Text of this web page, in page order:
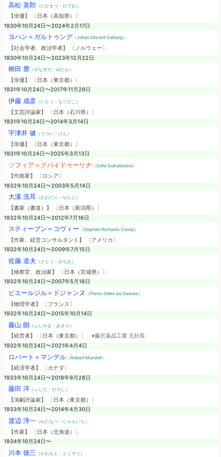
高松 英郎（たかまつ・ひでお）
【俳優】 〔日本（高知県）〕
1930年10月24日〜2024年2月17日
ヨハン＝ガルトゥング （Johan Vincent Galtung）
【社会学者、政治学者】 〔ノルウェー〕
1930年10月24日〜2023年12月22日
柳田 豊 （やなぎだ・ゆたか）
【俳優】 〔日本（東京都）〕
1931年10月24日〜2017年11月29日
伊藤 成彦（いとう・なりひこ）
【文芸評論家】 〔日本（石川県）〕
1931年10月24日〜2014年3月14日
宇津井 健 （うつい・けん）
【俳優】 〔日本（東京都）〕
1931年10月24日〜2025年3月13日
ソフィア＝グバイドゥーリナ （Sofia Gubaidulina）
【作曲家】 〔ロシア〕
1932年10月24日〜2003年5月14日
大溪 洗耳（おおたに・せんじ）
【書家（書道）】 〔日本（新潟県）〕
1932年10月24日〜2012年7月16日
スティーブン＝コヴィー （Stephen Richards Covey）
【作家、経営コンサルタント】 〔アメリカ〕
1932年10月24日〜2009年7月15日
佐藤 道夫 （さとう・みちお）
【検察官、政治家】 〔日本（宮城県）〕
1932年10月24日〜2007年5月18日
ピエールジル＝ドジャンヌ （Pierre-Gilles de Gennes）
【物理学者】 〔フランス〕
1932年10月24日〜2015年10月14日
藤山 朗 （ふじやま・あきら）
【経営者】 〔日本（東京都）〕 ※藤沢薬品工業 元社長
1932年10月24日〜2021年4月4日
ロバート＝マンデル（Robert Mundell）
【経済学者】 〔カナダ〕
1933年10月24日〜2018年9月28日
藤田 洋（ふじた・ひろし）
【演劇評論家】 〔日本（東京都）〕
1933年10月24日〜2014年4月30日
渡辺 淳一（わたなべ・じゅんいち）
【作家】 〔日本（北海道）〕
1934年10月24日〜
川本 徳三 （かわもと・とくぞう）